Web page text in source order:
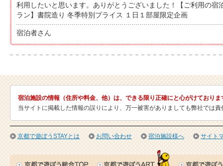
利用したいと思います。ありがとうございました！【ご利用の宿
ラン】書院造り 冬季特別プライス １日１部屋限定企画
宿泊者さん
宿泊施設の情報（住所や料金、他）は、できる限り正確にと心がけており
当サイトに掲載した情報の誤りにより、万一被害がありましても弊社では
京都で遊ぼうSTAYとは お問い合わせ 宿泊施設様へ サイト